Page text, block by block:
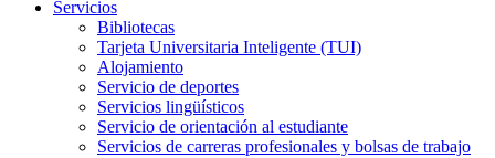
Servicios
Bibliotecas
Tarjeta Universitaria Inteligente (TUI)
Alojamiento
Servicio de deportes
Servicios lingüísticos
Servicio de orientación al estudiante
Servicios de carreras profesionales y bolsas de trabajo